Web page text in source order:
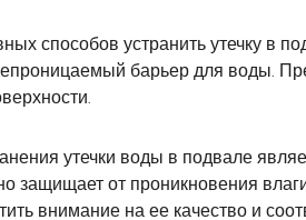
способов устранить утечку в
барьер для воды.
утечки воды в подвале
защищает от проникновения
внимание на ее качество и